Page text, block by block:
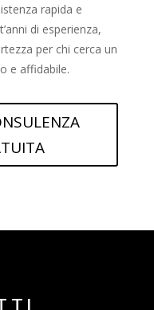
rapida e
di esperienza,
per chi cerca un
e affidabile.